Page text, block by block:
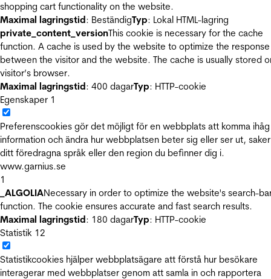
shopping cart functionality on the website.
Maximal lagringstid: BeständigTyp: Lokal HTML-lagring
private_content_versionThis cookie is necessary for the cache
function. A cache is used by the website to optimize the
between the visitor and the website. The cache is usually stored
visitor’s browser.
Maximal lagringstid: 400 dagarTyp: HTTP-cookie
Egenskaper 1
Preferenscookies gör det möjligt för en webbplats att komma ihåg
information och ändra hur webbplatsen beter sig eller ser ut,
ditt föredragna språk eller den region du befinner dig i.
www.garnius.se
1
_ALGOLIANecessary in order to optimize the website's search-
function. The cookie ensures accurate and fast search results.
Maximal lagringstid: 180 dagarTyp: HTTP-cookie
Statistik 12
Statistikcookies hjälper webbplatsägare att förstå hur besökare
interagerar med webbplatser genom att samla in och rapportera